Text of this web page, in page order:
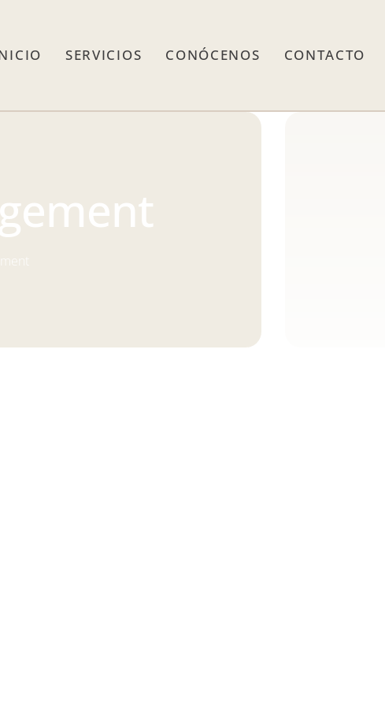
SERVICIOS CONÓCENOS CONTACTO